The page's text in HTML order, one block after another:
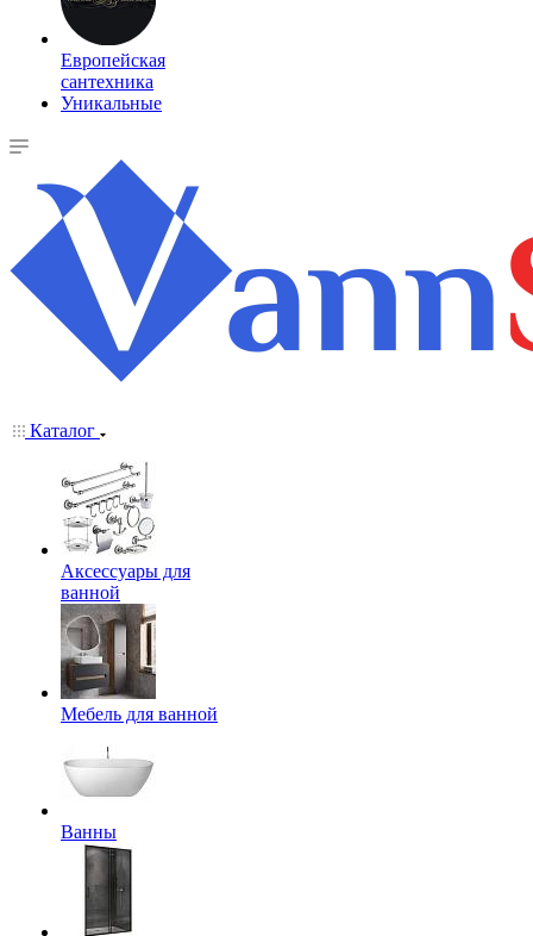
Европейская
сантехника
Уникальные
Каталог
Аксессуары для
ванной
Мебель для ванной
Ванны